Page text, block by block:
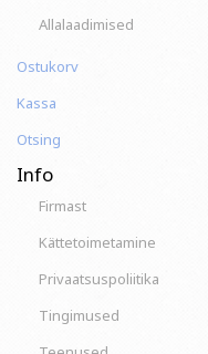
Allalaadimised
Ostukorv
Kassa
Otsing
Info
Firmast
Kättetoimetamine
Privaatsuspoliitika
Tingimused